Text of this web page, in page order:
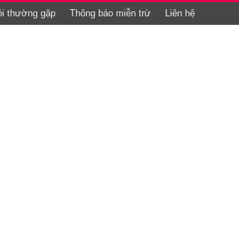
thường gặp Thông báo miễn trừ Liên hệ